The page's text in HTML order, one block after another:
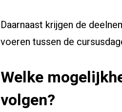
Daarnaast krijgen de
voeren tussen de
Welke
volgen?